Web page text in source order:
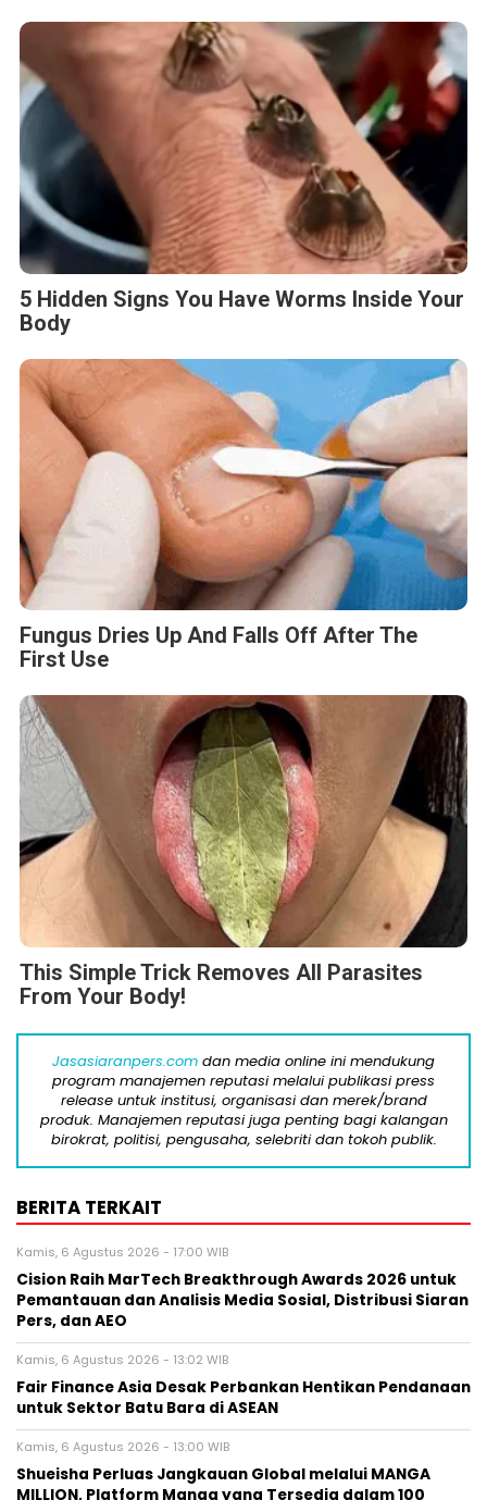
5 Hidden Signs You Have Worms Inside Your
Body
Fungus Dries Up And Falls Off After The
First Use
This Simple Trick Removes All Parasites
From Your Body!
Jasasiaranpers.com dan media online ini mendukung
program manajemen reputasi melalui publikasi press
release untuk institusi, organisasi dan merek/brand
produk. Manajemen reputasi juga penting bagi kalangan
birokrat, politisi, pengusaha, selebriti dan tokoh publik.
BERITA TERKAIT
Kamis, 6 Agustus 2026 - 17:00 WIB
Cision Raih MarTech Breakthrough Awards 2026 untuk
Pemantauan dan Analisis Media Sosial, Distribusi Siaran
Pers, dan AEO
Kamis, 6 Agustus 2026 - 13:02 WIB
Fair Finance Asia Desak Perbankan Hentikan Pendanaan
untuk Sektor Batu Bara di ASEAN
Kamis, 6 Agustus 2026 - 13:00 WIB
Shueisha Perluas Jangkauan Global melalui MANGA
MILLION, Platform Manga yang Tersedia dalam 100